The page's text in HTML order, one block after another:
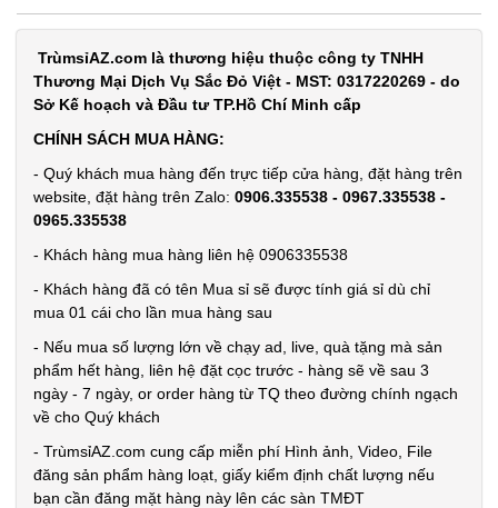
TrùmsỉAZ.com là thương hiệu thuộc công ty TNHH
Thương Mại Dịch Vụ Sắc Đỏ Việt - MST: 0317220269 - do
Sở Kế hoạch và Đầu tư TP.Hồ Chí Minh cấp
CHÍNH SÁCH MUA HÀNG:
- Quý khách mua hàng đến trực tiếp cửa hàng, đặt hàng trên
website, đặt hàng trên Zalo: 0906.335538 - 0967.335538 -
0965.335538
- Khách hàng mua hàng liên hệ 0906335538
- Khách hàng đã có tên Mua sỉ sẽ được tính giá sỉ dù chỉ
mua 01 cái cho lần mua hàng sau
- Nếu mua số lượng lớn về chạy ad, live, quà tặng mà sản
phẩm hết hàng, liên hệ đặt cọc trước - hàng sẽ về sau 3
ngày - 7 ngày, or order hàng từ TQ theo đường chính ngạch
về cho Quý khách
- TrùmsỉAZ.com cung cấp miễn phí Hình ảnh, Video, File
đăng sản phẩm hàng loạt, giấy kiểm định chất lượng nếu
bạn cần đăng mặt hàng này lên các sàn TMĐT
bát 2 mặt
xanh hồng
( T2000 cái
8.500 đ
TRẠNG:
hành:
Cân nặng: